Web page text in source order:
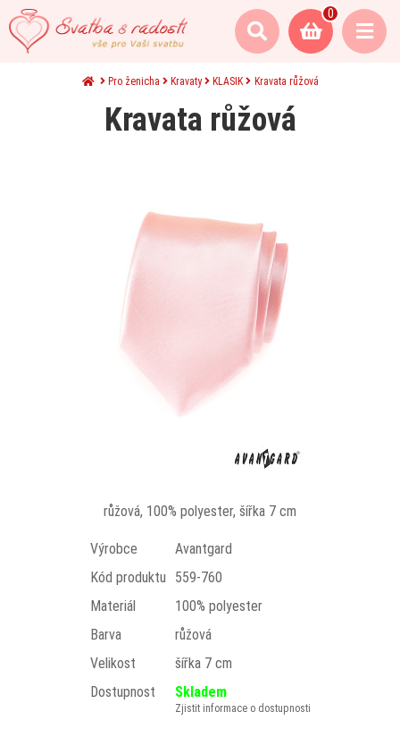
0
Pro ženicha Kravaty KLASIK Kravata růžová
Kravata růžová
růžová, 100% polyester, šířka 7 cm
Výrobce
Avantgard
Kód produktu
559-760
Materiál
100% polyester
Barva
růžová
Velikost
šířka 7 cm
Dostupnost
Skladem
Zjistit informace o dostupnosti